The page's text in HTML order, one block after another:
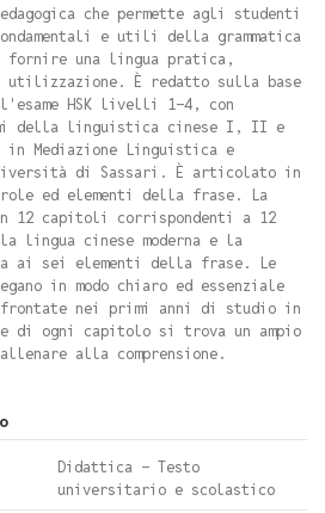
che permette agli studenti
e utili della grammatica
una lingua pratica,
utilizzazione. È redatto sulla base
HSK livelli 1-4, con
della linguistica cinese I, II e
Mediazione Linguistica e
di Sassari. È articolato in
ed elementi della frase. La
12 capitoli corrispondenti a 12
lingua cinese moderna e la
ai sei elementi della frase. Le
in modo chiaro ed essenziale
nei primi anni di studio in
di ogni capitolo si trova un ampio
alla comprensione.
Didattica - Testo
universitario e scolastico